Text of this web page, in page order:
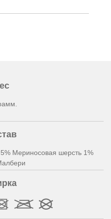
Мериносовая шерсть 1%